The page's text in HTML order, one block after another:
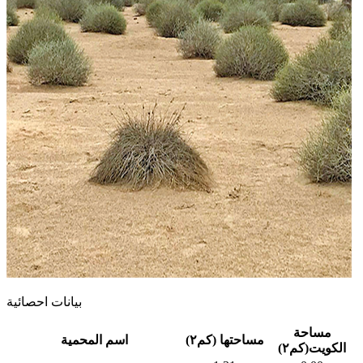
بيانات احصائية
اسم المحمية مساحتها (كم٢)
مساحة
الكويت(كم٢)